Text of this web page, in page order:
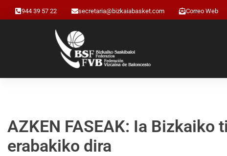
944 39 57 22 secretaria@bizkaiabasket.com Correo Web
AZKEN FASEAK: Ia
erabakiko dira